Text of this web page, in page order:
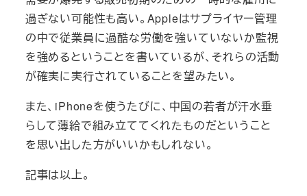
過ぎない可能性も高い。Appleはサプライヤー管理
の中で従業員に過酷な労働を強いていないか監視
を強めるということを書いているが、それらの活動
が確実に実行されていることを望みたい。
また、iPhoneを使うたびに、中国の若者が汗水垂
らして薄給で組み立ててくれたものだということ
を思い出した方がいいかもしれない。
記事は以上。